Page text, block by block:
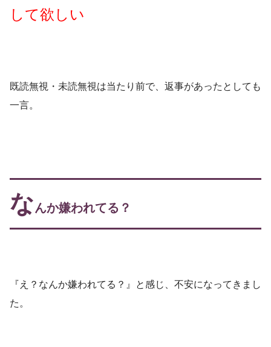
して欲しい
既読無視・未読無視は当たり前で、返事があったとしても
一言。
なんか嫌われてる？
『え？なんか嫌われてる？』と感じ、不安になってきまし
た。